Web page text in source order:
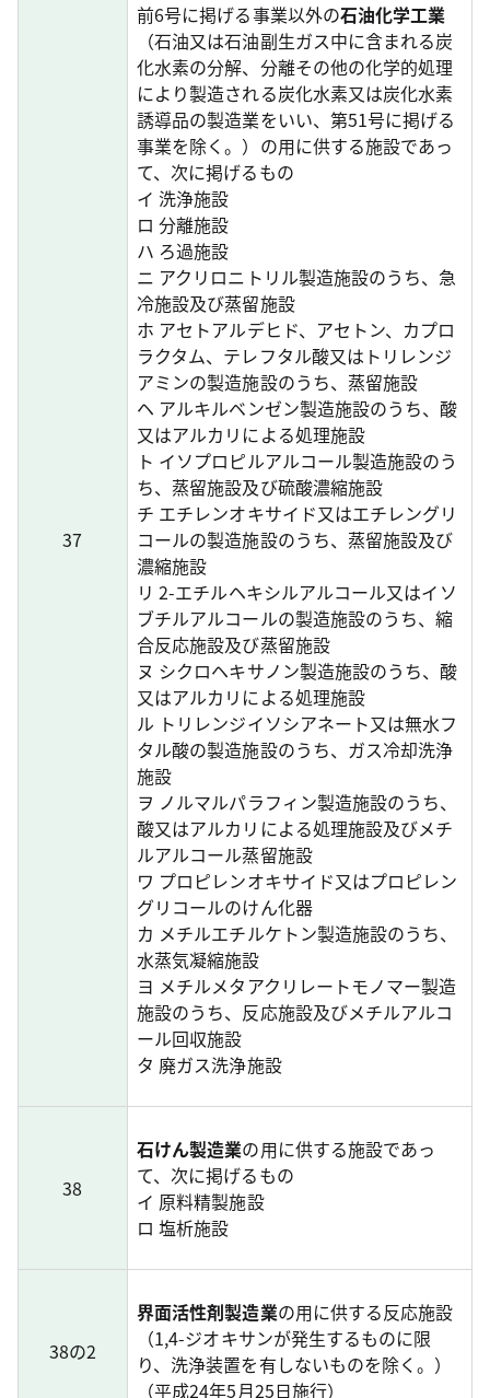
37
前6号に掲げる事業以外の石油化学工業
（石油又は石油副生ガス中に含まれる炭
化水素の分解、分離その他の化学的処理
により製造される炭化水素又は炭化水素
誘導品の製造業をいい、第51号に掲げる
事業を除く。）の用に供する施設であっ
て、次に掲げるもの
イ 洗浄施設
ロ 分離施設
ハ ろ過施設
ニ アクリロニトリル製造施設のうち、急
冷施設及び蒸留施設
ホ アセトアルデヒド、アセトン、カプロ
ラクタム、テレフタル酸又はトリレンジ
アミンの製造施設のうち、蒸留施設
ヘ アルキルベンゼン製造施設のうち、酸
又はアルカリによる処理施設
ト イソプロピルアルコール製造施設のう
ち、蒸留施設及び硫酸濃縮施設
チ エチレンオキサイド又はエチレングリ
コールの製造施設のうち、蒸留施設及び
濃縮施設
リ 2-エチルヘキシルアルコール又はイソ
ブチルアルコールの製造施設のうち、縮
合反応施設及び蒸留施設
ヌ シクロヘキサノン製造施設のうち、酸
又はアルカリによる処理施設
ル トリレンジイソシアネート又は無水フ
タル酸の製造施設のうち、ガス冷却洗浄
施設
ヲ ノルマルパラフィン製造施設のうち、
酸又はアルカリによる処理施設及びメチ
ルアルコール蒸留施設
ワ プロピレンオキサイド又はプロピレン
グリコールのけん化器
カ メチルエチルケトン製造施設のうち、
水蒸気凝縮施設
ヨ メチルメタアクリレートモノマー製造
施設のうち、反応施設及びメチルアルコ
ール回収施設
タ 廃ガス洗浄施設
38
石けん製造業の用に供する施設であっ
て、次に掲げるもの
イ 原料精製施設
ロ 塩析施設
38の2
界面活性剤製造業の用に供する反応施設
（1,4-ジオキサンが発生するものに限
り、洗浄装置を有しないものを除く。）
（平成24年5月25日施行）